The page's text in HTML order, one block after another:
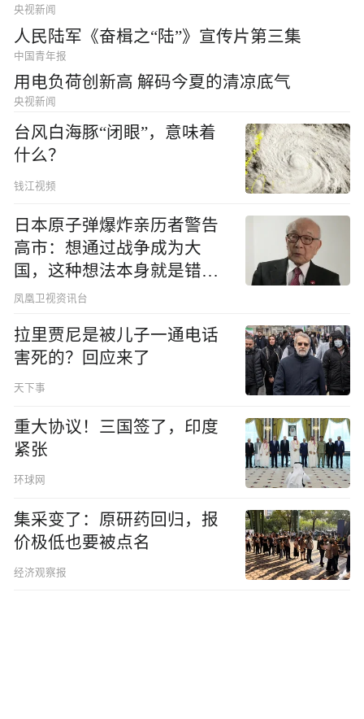
央视新闻
人民陆军《奋楫之“陆”》宣传片第三集
中国青年报
用电负荷创新高 解码今夏的清凉底气
央视新闻
台风白海豚“闭眼”，意味着
什么？
钱江视频
日本原子弹爆炸亲历者警告
高市：想通过战争成为大
国，这种想法本身就是错误
的
凤凰卫视资讯台
拉里贾尼是被儿子一通电话
害死的？回应来了
天下事
重大协议！三国签了，印度
紧张
环球网
集采变了：原研药回归，报
价极低也要被点名
经济观察报